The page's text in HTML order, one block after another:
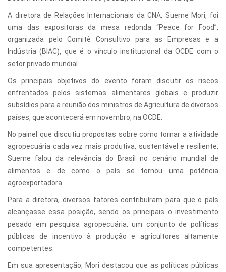
A diretora de Relações Internacionais da CNA, Sueme Mori, foi
uma das expositoras da mesa redonda “Peace for Food”,
organizada pelo Comitê Consultivo para as Empresas e a
Indústria (BIAC), que é o vínculo institucional da OCDE com o
setor privado mundial.
Os principais objetivos do evento foram discutir os riscos
enfrentados pelos sistemas alimentares globais e produzir
subsídios para a reunião dos ministros de Agricultura de diversos
países, que acontecerá em novembro, na OCDE.
No painel que discutiu propostas sobre como tornar a atividade
agropecuária cada vez mais produtiva, sustentável e resiliente,
Sueme falou da relevância do Brasil no cenário mundial de
alimentos e de como o país se tornou uma potência
agroexportadora.
Para a diretora, diversos fatores contribuíram para que o país
alcançasse essa posição, sendo os principais o investimento
pesado em pesquisa agropecuária, um conjunto de políticas
públicas de incentivo à produção e agricultores altamente
competentes.
Em sua apresentação, Mori destacou que as políticas públicas